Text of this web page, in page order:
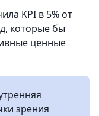
KPI в 5% от
которые бы
ценные
зрения